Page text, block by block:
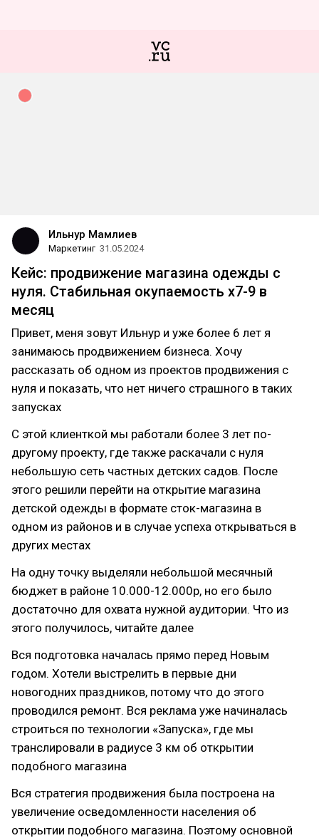
Ильнур Мамлиев
Маркетинг 31.05.2024
Кейс: продвижение магазина одежды с
нуля. Стабильная окупаемость х7-9 в
месяц
Привет, меня зовут Ильнур и уже более 6 лет я
занимаюсь продвижением бизнеса. Хочу
рассказать об одном из проектов продвижения с
нуля и показать, что нет ничего страшного в таких
запусках
С этой клиенткой мы работали более 3 лет по-
другому проекту, где также раскачали с нуля
небольшую сеть частных детских садов. После
этого решили перейти на открытие магазина
детской одежды в формате сток-магазина в
одном из районов и в случае успеха открываться в
других местах
На одну точку выделяли небольшой месячный
бюджет в районе 10.000-12.000р, но его было
достаточно для охвата нужной аудитории. Что из
этого получилось, читайте далее
Вся подготовка началась прямо перед Новым
годом. Хотели выстрелить в первые дни
новогодних праздников, потому что до этого
проводился ремонт. Вся реклама уже начиналась
строиться по технологии «Запуска», где мы
транслировали в радиусе 3 км об открытии
подобного магазина
Вся стратегия продвижения была построена на
увеличение осведомленности населения об
открытии подобного магазина. Поэтому основной